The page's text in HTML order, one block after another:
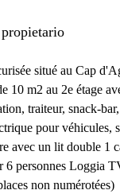
situé au Cap
10 m2 au 2e étage
traiteur, snack-
pour véhicules,
avec un lit double 1
6 personnes Loggia
non numérotées)